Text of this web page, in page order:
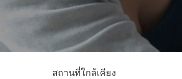
สถานที่ใกล้เคียง